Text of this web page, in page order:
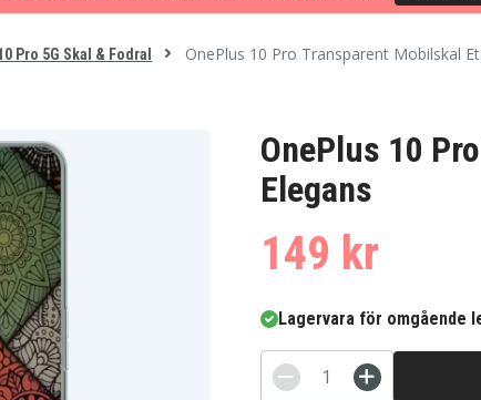
Pro 5G Skal & Fodral OnePlus 10 Pro Transparent Mobilskal
OnePlus 10
Elegans
149 kr
Lagervara för omgående